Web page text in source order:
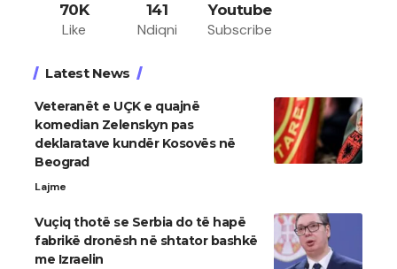
70K
Like
141
Ndiqni
Youtube
Subscribe
Latest News
Veteranët e UÇK e quajnë
komedian Zelenskyn pas
deklaratave kundër Kosovës në
Beograd
Lajme
Vuçiq thotë se Serbia do të hapë
fabrikë dronësh në shtator bashkë
me Izraelin